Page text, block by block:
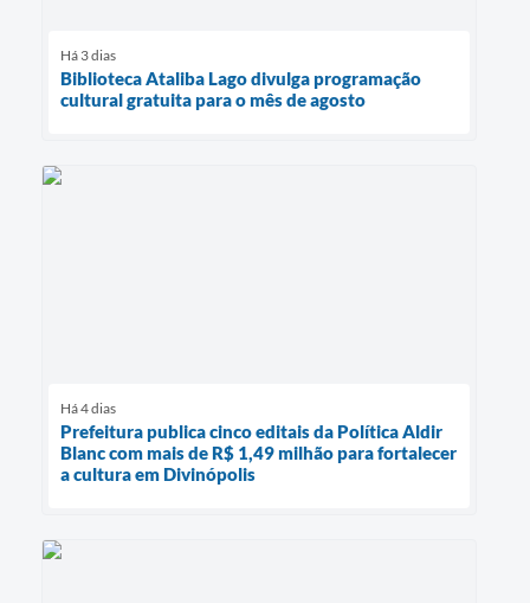
Há 3 dias
Biblioteca Ataliba Lago divulga programação
cultural gratuita para o mês de agosto
Há 4 dias
Prefeitura publica cinco editais da Política Aldir
Blanc com mais de R$ 1,49 milhão para fortalecer
a cultura em Divinópolis